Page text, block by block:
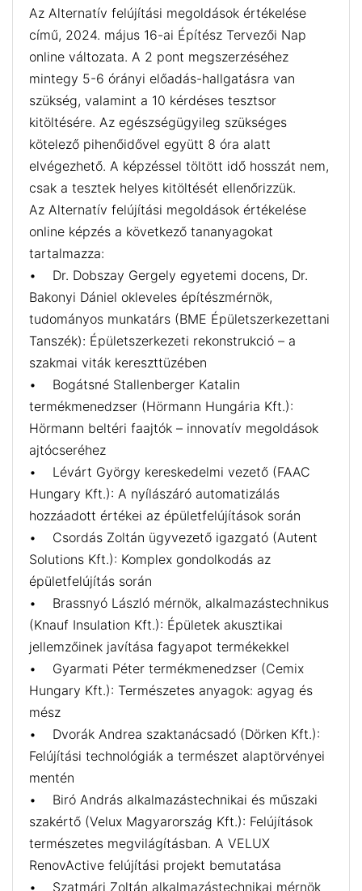
Az Alternatív felújítási megoldások értékelése
című, 2024. május 16-ai Építész Tervezői Nap
online változata. A 2 pont megszerzéséhez
mintegy 5-6 órányi előadás-hallgatásra van
szükség, valamint a 10 kérdéses tesztsor
kitöltésére. Az egészségügyileg szükséges
kötelező pihenőidővel együtt 8 óra alatt
elvégezhető. A képzéssel töltött idő hosszát nem,
csak a tesztek helyes kitöltését ellenőrizzük.
Az Alternatív felújítási megoldások értékelése
online képzés a következő tananyagokat
tartalmazza:
• Dr. Dobszay Gergely egyetemi docens, Dr.
Bakonyi Dániel okleveles építészmérnök,
tudományos munkatárs (BME Épületszerkezettani
Tanszék): Épületszerkezeti rekonstrukció – a
szakmai viták kereszttüzében
• Bogátsné Stallenberger Katalin
termékmenedzser (Hörmann Hungária Kft.):
Hörmann beltéri faajtók – innovatív megoldások
ajtócseréhez
• Lévárt György kereskedelmi vezető (FAAC
Hungary Kft.): A nyílászáró automatizálás
hozzáadott értékei az épületfelújítások során
• Csordás Zoltán ügyvezető igazgató (Autent
Solutions Kft.): Komplex gondolkodás az
épületfelújítás során
• Brassnyó László mérnök, alkalmazástechnikus
(Knauf Insulation Kft.): Épületek akusztikai
jellemzőinek javítása fagyapot termékekkel
• Gyarmati Péter termékmenedzser (Cemix
Hungary Kft.): Természetes anyagok: agyag és
mész
• Dvorák Andrea szaktanácsadó (Dörken Kft.):
Felújítási technológiák a természet alaptörvényei
mentén
• Biró András alkalmazástechnikai és műszaki
szakértő (Velux Magyarország Kft.): Felújítások
természetes megvilágításban. A VELUX
RenovActive felújítási projekt bemutatása
• Szatmári Zoltán alkalmazástechnikai mérnök